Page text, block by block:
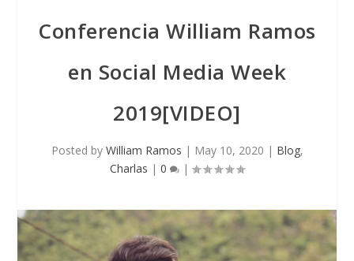
Conferencia William Ramos
en Social Media Week
2019[VIDEO]
Posted by William Ramos | May 10, 2020 | Blog,
Charlas | 0 |